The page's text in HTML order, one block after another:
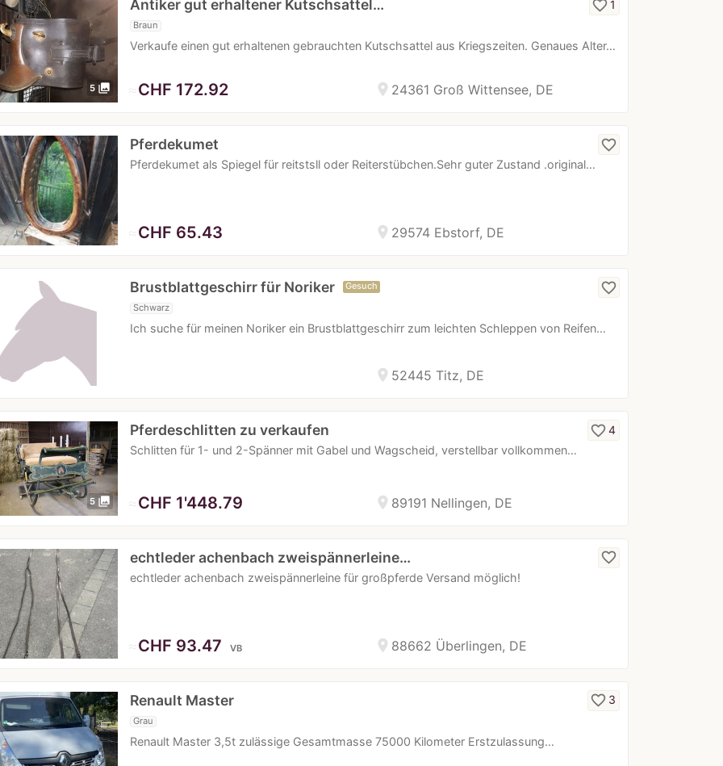
5 photo_library
Antiker gut erhaltener Kutschsattel…
Braun
Verkaufe einen gut erhaltenen gebrauchten Kutschsattel aus Kriegszeiten. Genaues Alter…
favorite_border1
location_on 24361 Groß Wittensee, DE
≈CHF 172.92
Pferdekumet
Pferdekumet als Spiegel für reitstsll oder Reiterstübchen.Sehr guter Zustand .original…
favorite_border
location_on 29574 Ebstorf, DE
≈CHF 65.43
Brustblattgeschirr für Noriker
Gesuch
Schwarz
Ich suche für meinen Noriker ein Brustblattgeschirr zum leichten Schleppen von Reifen…
favorite_border
location_on 52445 Titz, DE
5 photo_library
Pferdeschlitten zu verkaufen
Schlitten für 1- und 2-Spänner mit Gabel und Wagscheid, verstellbar vollkommen…
favorite_border4
location_on 89191 Nellingen, DE
≈CHF 1'448.79
echtleder achenbach zweispännerleine…
echtleder achenbach zweispännerleine für großpferde Versand möglich!
favorite_border
location_on 88662 Überlingen, DE
≈CHF 93.47 VB
Renault Master
Grau
Renault Master 3,5t zulässige Gesamtmasse 75000 Kilometer Erstzulassung…
favorite_border 3